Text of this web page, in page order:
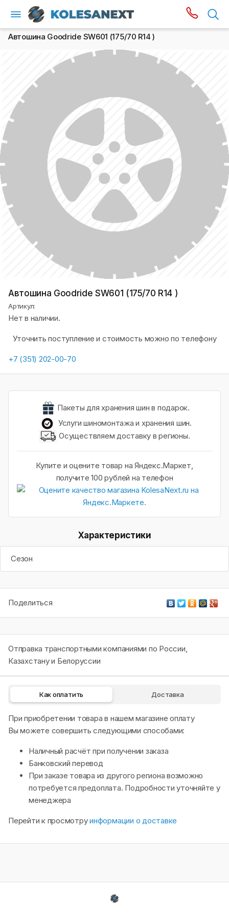
Автошина Goodride SW601 (175/70 R14 )
Автошина Goodride SW601 (175/70 R14 )
Артикул:
Нет в наличии.
Уточнить поступление и стоимость можно по телефону
+7 (351) 202-00-70
Пакеты для хранения шин в подарок.
Услуги шиномонтажа и хранения шин.
Осуществляем доставку в регионы.
Купите и оцените товар на Яндекс.Маркет,
получите 100 рублей на телефон
Характеристики
Сезон
Поделиться
Отправка транспортными компаниями по России,
Казахстану и Белоруссии
Как оплатить Доставка
При приобретении товара в нашем магазине оплату
Вы можете совершить следующими способами:
Наличный расчёт при получении заказа
Банковский перевод
При заказе товара из другого региона возможно
потребуется предоплата. Подробности уточняйте у
менеджера
Перейти к просмотруинформации о доставке